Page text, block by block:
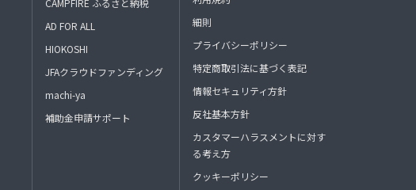
AD FOR ALL
HIOKOSHI
JFAクラウドファンディング
machi-ya
補助金申請サポート
細則
プライバシーポリシー
特定商取引法に基づく表記
情報セキュリティ方針
反社基本方針
カスタマーハラスメントに対す
る考え方
クッキーポリシー